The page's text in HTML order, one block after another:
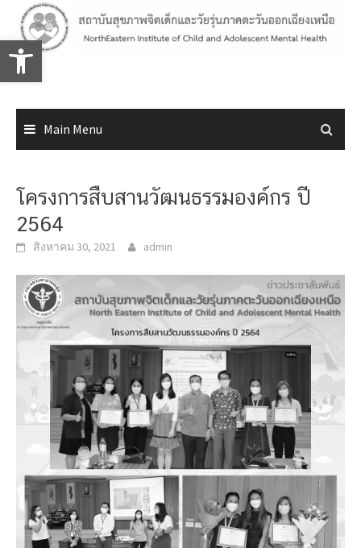
Open toolbar
content
Main Menu
โครงการสืบสานวัฒนธรรมองค์กร ปี
2564
สิงหาคม 30, 2021 admin